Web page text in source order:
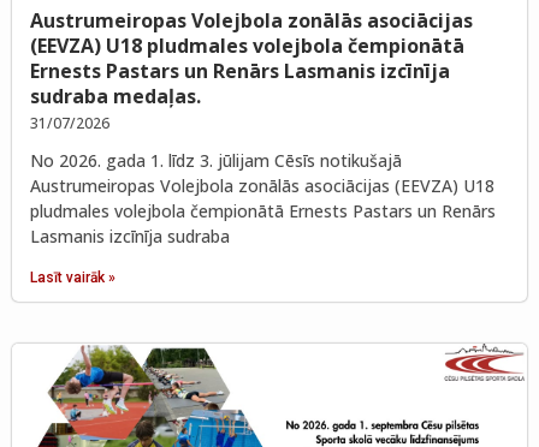
Austrumeiropas Volejbola zonālās asociācijas
(EEVZA) U18 pludmales volejbola čempionātā
Ernests Pastars un Renārs Lasmanis izcīnīja
sudraba medaļas.
31/07/2026
No 2026. gada 1. līdz 3. jūlijam Cēsīs notikušajā
Austrumeiropas Volejbola zonālās asociācijas (EEVZA) U18
pludmales volejbola čempionātā Ernests Pastars un Renārs
Lasmanis izcīnīja sudraba
Lasīt vairāk »